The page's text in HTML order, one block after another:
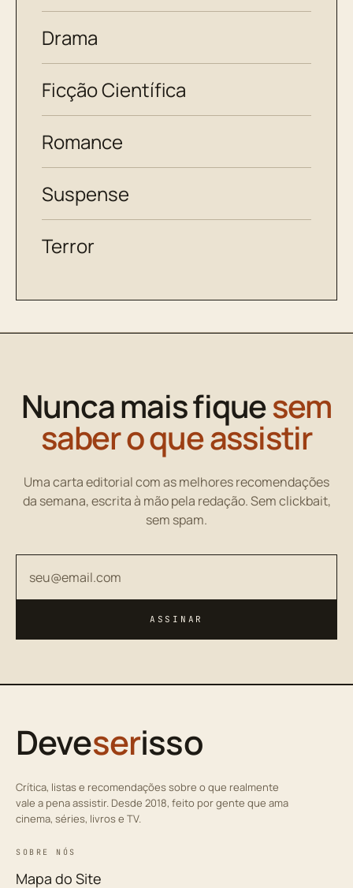
Drama
Ficção Científica
Romance
Suspense
Terror
Nunca mais fiquesem
saber o que assistir
Uma carta editorial com as melhores recomendações
da semana, escrita à mão pela redação. Sem clickbait,
sem spam.
ASSINAR
Deveserisso
Crítica, listas e recomendações sobre o que realmente
vale a pena assistir. Desde 2018, feito por gente que ama
cinema, séries, livros e TV.
SOBRE NÓS
Mapa do Site